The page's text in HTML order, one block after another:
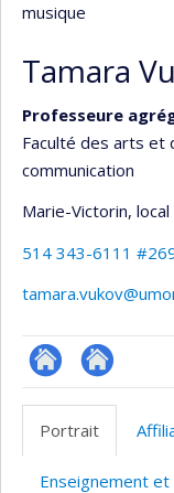
musique
Tamara
Professeure
Faculté des arts et
communication
Marie-Victorin,
514 343-6111
Site
l’unité
Autre
Portrait
Enseignement